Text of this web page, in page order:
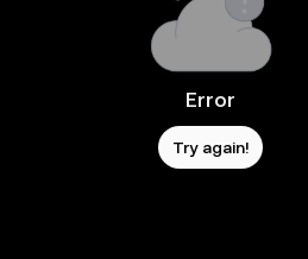
Error
Try again!